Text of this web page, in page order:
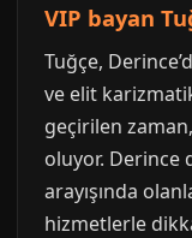
VIP bayan
Tuğçe,
ve elit
geçirilen
oluyor. Derince
arayışında
hizmetlerle